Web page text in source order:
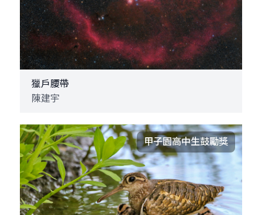
獵戶腰帶
陳建宇
甲子園高中生鼓勵獎